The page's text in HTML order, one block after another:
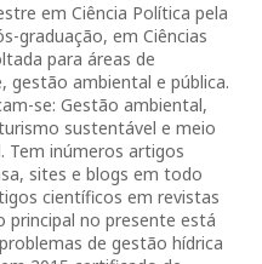
em Ciência Política pela
graduação, em Ciências
para áreas de
gestão ambiental e pública.
se: Gestão ambiental,
sustentável e meio
Tem inúmeros artigos
sites e blogs em todo
científicos em revistas
principal no presente está
de gestão hídrica